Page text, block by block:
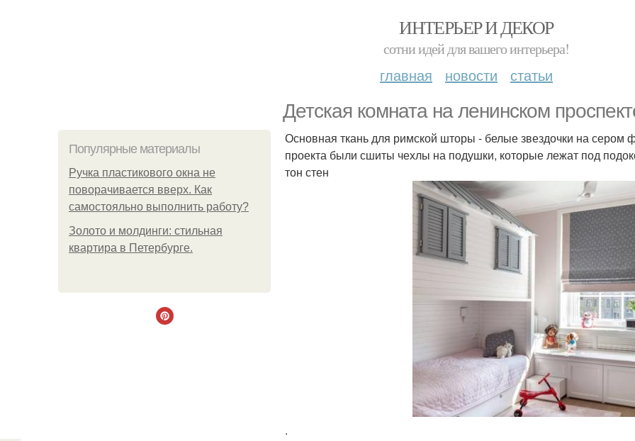
ИНТЕРЬЕР И ДЕКОР
сотни идей для вашего интерьера!
главная новости статьи
Детская комната на ленинском
Популярные материалы
Ручка пластикового окна не
поворачивается вверх. Как
самостояльно выполнить работу?
Золото и молдинги: стильная
квартира в Петербурге.
Основная ткань для римской шторы - белые звездочки на
проекта были сшиты чехлы на подушки, которые лежат под
тон стен
.